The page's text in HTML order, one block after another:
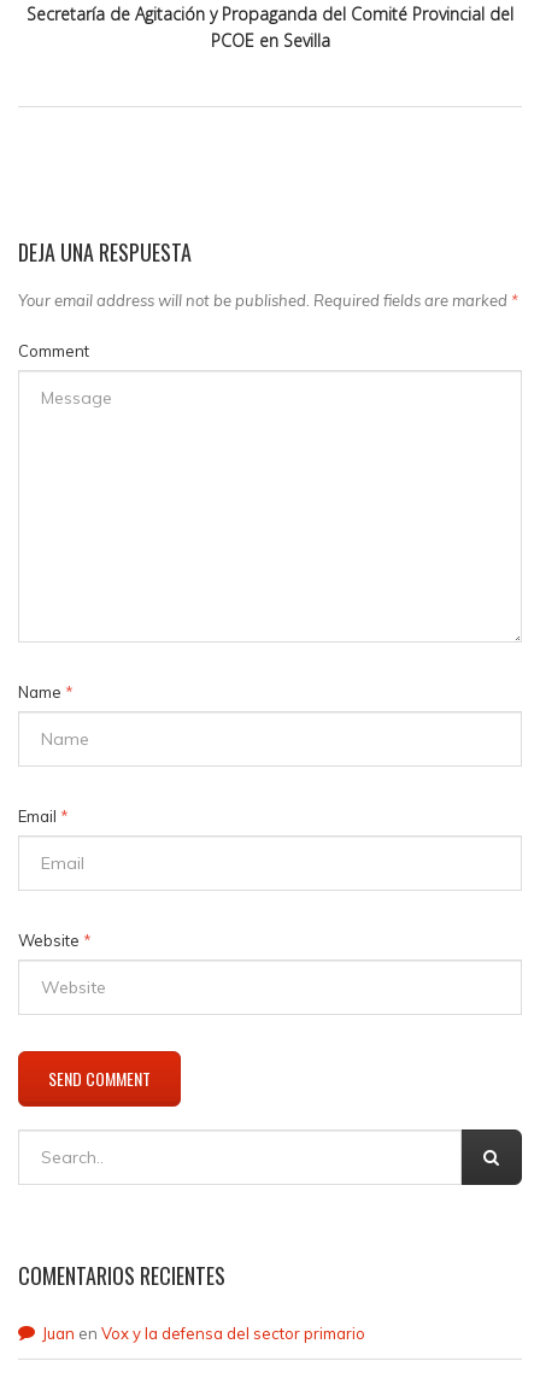
Secretaría de Agitación y Propaganda del Comité Provincial del
PCOE en Sevilla
DEJA UNA RESPUESTA
Your email address will not be published. Required fields are marked *
Comment
Name *
Email *
Website *
COMENTARIOS RECIENTES
Juan en Vox y la defensa del sector primario